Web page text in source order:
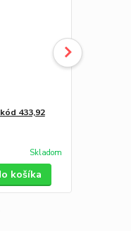
433,92
Skladom
košíka